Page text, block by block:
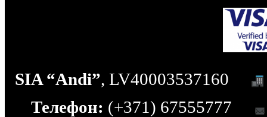
SIA “Andi”, LV40003537160
Телефон: (+371) 67555777